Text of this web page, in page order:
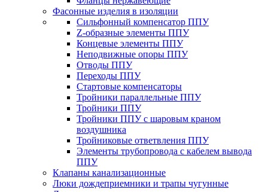
Фасонные изделия в изоляции
Cильфонный компенсатор ППУ
Z-образные элементы ППУ
Концевые элементы ППУ
Неподвижные опоры ППУ
Отводы ППУ
Переходы ППУ
Стартовые компенсаторы
Тройники параллельные ППУ
Тройники ППУ
Тройники ППУ с шаровым краном
воздушника
Тройниковые ответвления ППУ
Элементы трубопровода с кабелем вывода
ППУ
Клапаны канализационные
Люки дождеприемники и трапы чугунные